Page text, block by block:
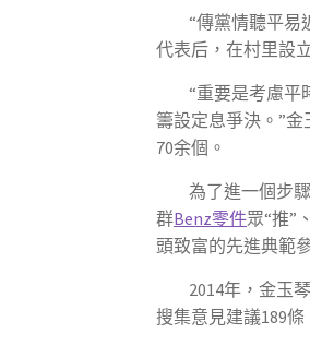
“傳黨情聽平易
代表后，在村里設
“重要是考慮平
籌設定息爭決。”
70余個。
為了進一個步
群Benz零件眾“推”
頭致富的先進典範
2014年，金玉
搜集意見建議189條